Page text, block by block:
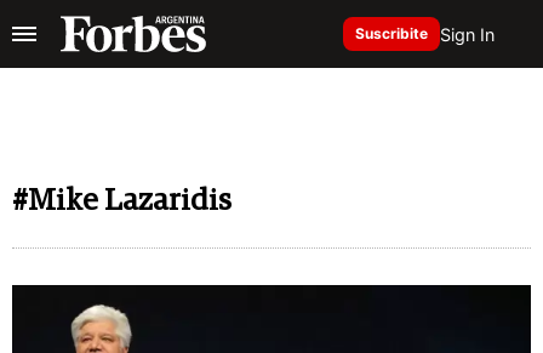
Suscribite Sign In
#Mike Lazaridis